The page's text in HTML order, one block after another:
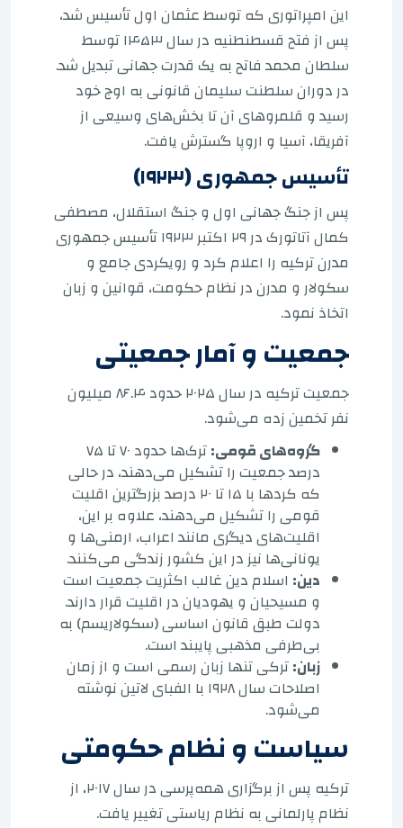
این امپراتوری که توسط عثمان اول تأسیس شد،
پس از فتح قسطنطنیه در سال ۱۴۵۳ توسط
سلطان محمد فاتح به یک قدرت جهانی تبدیل شد.
در دوران سلطنت سلیمان قانونی به اوج خود
رسید و قلمروهای آن تا بخش‌های وسیعی از
آفریقا، آسیا و اروپا گسترش یافت.
تأسیس جمهوری (۱۹۲۳)
پس از جنگ جهانی اول و جنگ استقلال، مصطفی
کمال آتاتورک در ۲۹ اکتبر ۱۹۲۳ تأسیس جمهوری
مدرن ترکیه را اعلام کرد و رویکردی جامع و
سکولار و مدرن در نظام حکومت، قوانین و زبان
اتخاذ نمود.
جمعیت و آمار جمعیتی
جمعیت ترکیه در سال ۲۰۲۵ حدود ۸۶.۴ میلیون
نفر تخمین زده می‌شود.
گروه‌های قومی:
ترک‌ها حدود ۷۰ تا ۷۵
درصد جمعیت را تشکیل می‌دهند، در حالی
که کردها با ۱۵ تا ۲۰ درصد بزرگترین اقلیت
قومی را تشکیل می‌دهند، علاوه بر این،
اقلیت‌های دیگری مانند اعراب، ارمنی‌ها و
یونانی‌ها نیز در این کشور زندگی می‌کنند.
دین: اسلام دین غالب اکثریت جمعیت است
و مسیحیان و یهودیان در اقلیت قرار دارند.
دولت طبق قانون اساسی (سکولاریسم) به
بی‌طرفی مذهبی پایبند است.
زبان:ترکی تنها زبان رسمی است و از زمان
اصلاحات سال ۱۹۲۸ با الفبای لاتین نوشته
می‌شود.
سیاست و نظام حکومتی
ترکیه پس از برگزاری همه‌پرسی در سال ۲۰۱۷، از
نظام پارلمانی به نظام ریاستی تغییر یافت.